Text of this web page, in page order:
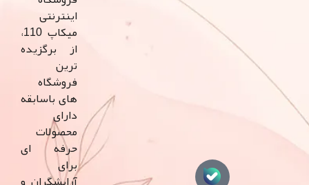
میکاپ 110،
از برگزیده
های باسابقه
دارای
محصولات
حرفه ای